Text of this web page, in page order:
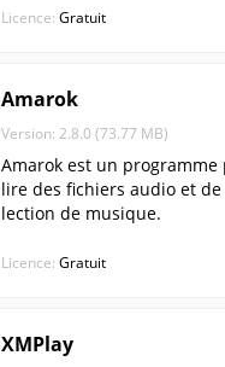
Licence: Gratuit
Amarok
Version: 2.8.0 (73.77 MB)
Amarok est un
lire des fichiers audio et
lection de musique.
Licence: Gratuit
XMPlay